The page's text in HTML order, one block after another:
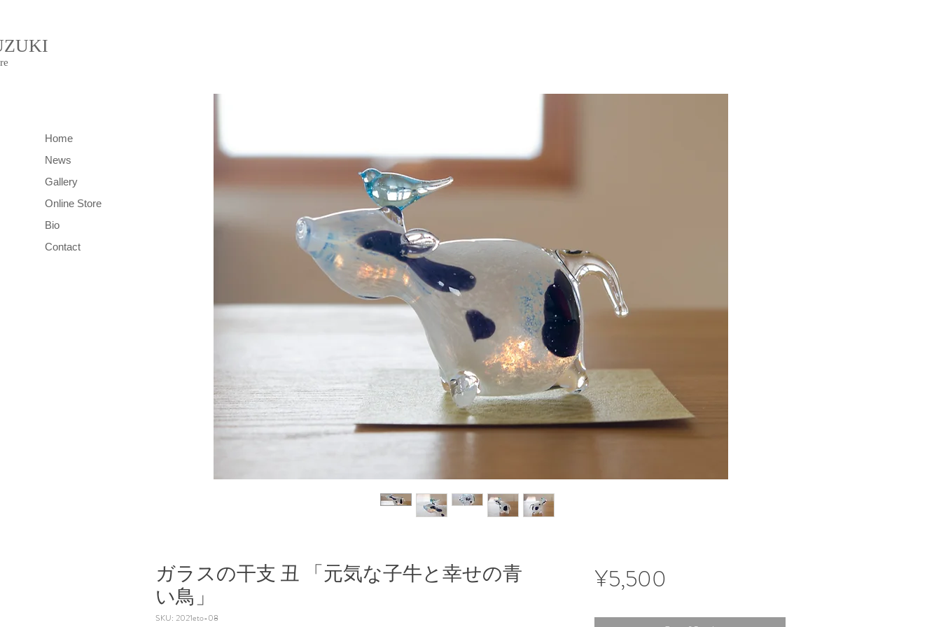
Home
News
Gallery
Online Store
Bio
Contact
ガラスの干支 丑 「元気な子牛と幸せの青
い鳥」
SKU: 2021eto-08
¥5,500